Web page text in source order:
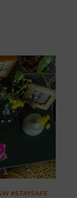
#STAYSAFE